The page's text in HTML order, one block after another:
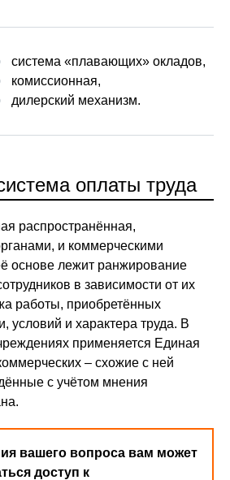
система «плавающих» окладов,
комиссионная,
дилерский механизм.
оплаты труда
распространённая,
и коммерческими
основе лежит ранжирование
в зависимости от их
работы, приобретённых
условий и характера труда. В
применяется Единая
– схожие с ней
с учётом мнения
вашего вопроса вам может
доступ к